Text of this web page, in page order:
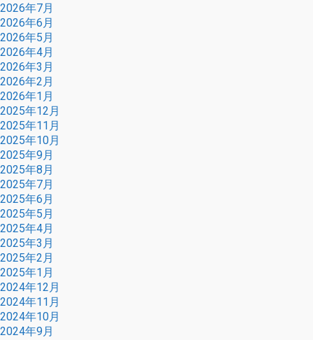
2026年7月
2026年6月
2026年5月
2026年4月
2026年3月
2026年2月
2026年1月
2025年12月
2025年11月
2025年10月
2025年9月
2025年8月
2025年7月
2025年6月
2025年5月
2025年4月
2025年3月
2025年2月
2025年1月
2024年12月
2024年11月
2024年10月
2024年9月